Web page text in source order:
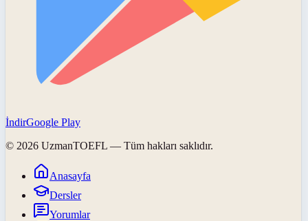
İndirGoogle Play
© 2026 UzmanTOEFL — Tüm hakları saklıdır.
Anasayfa
Dersler
Yorumlar